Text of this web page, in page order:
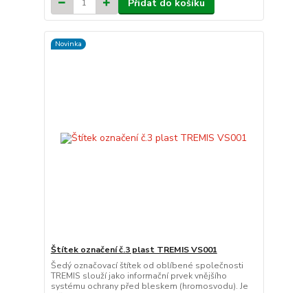
Přidat do košíku
Novinka
Štítek označení č.3 plast TREMIS VS001
Šedý označovací štítek od oblíbené společnosti
TREMIS slouží jako informační prvek vnějšího
systému ochrany před bleskem (hromosvodu). Je